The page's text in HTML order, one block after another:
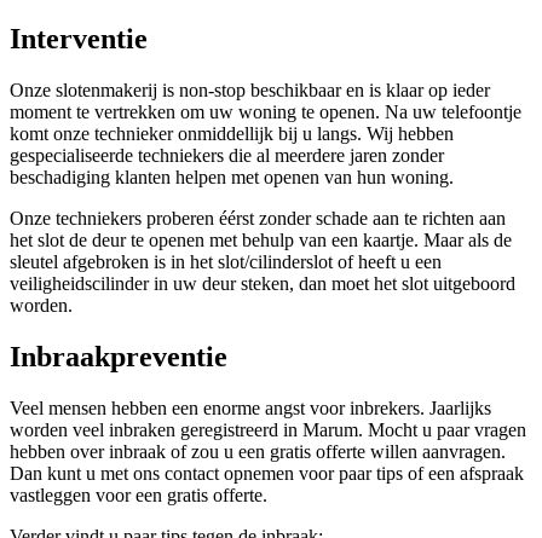
Interventie
Onze slotenmakerij is non-stop beschikbaar en is klaar op ieder
moment te vertrekken om uw woning te openen. Na uw telefoontje
komt onze technieker onmiddellijk bij u langs. Wij hebben
gespecialiseerde techniekers die al meerdere jaren zonder
beschadiging klanten helpen met openen van hun woning.
Onze techniekers proberen éérst zonder schade aan te richten aan
het slot de deur te openen met behulp van een kaartje. Maar als de
sleutel afgebroken is in het slot/cilinderslot of heeft u een
veiligheidscilinder in uw deur steken, dan moet het slot uitgeboord
worden.
Inbraakpreventie
Veel mensen hebben een enorme angst voor inbrekers. Jaarlijks
worden veel inbraken geregistreerd in Marum. Mocht u paar vragen
hebben over inbraak of zou u een gratis offerte willen aanvragen.
Dan kunt u met ons contact opnemen voor paar tips of een afspraak
vastleggen voor een gratis offerte.